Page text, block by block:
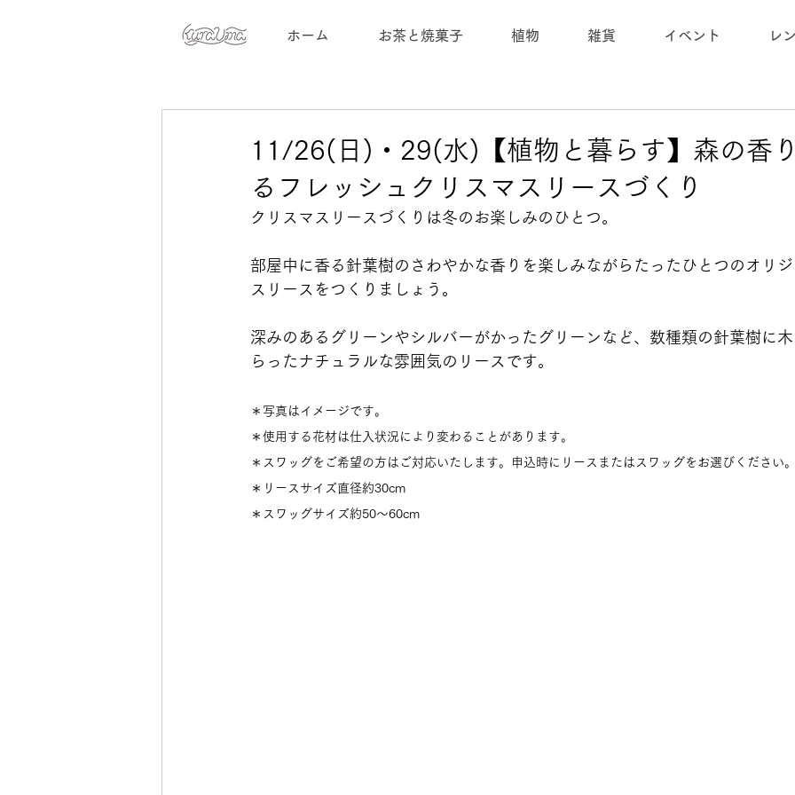
ホーム お茶と焼菓子 植物 雑貨 イベント レ
11/26(日)・29(水)【植物と暮らす】森の香
るフレッシュクリスマスリースづくり
クリスマスリースづくりは冬のお楽しみのひとつ。
部屋中に香る針葉樹のさわやかな香りを楽しみながらたったひとつのオリ
スリースをつくりましょう。
深みのあるグリーンやシルバーがかったグリーンなど、数種類の針葉樹に
らったナチュラルな雰囲気のリースです。
＊写真はイメージです。
＊使用する花材は仕入状況により変わることがあります。
＊スワッグをご希望の方はご対応いたします。申込時にリースまたはスワッグをお選びください
＊リースサイズ直径約30cm
＊スワッグサイズ約50〜60cm